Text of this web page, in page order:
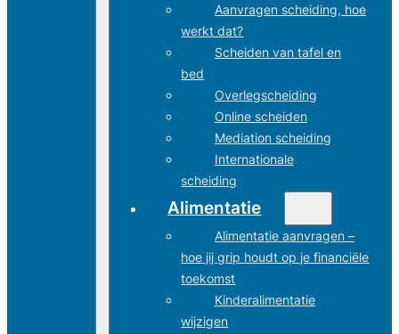
Aanvragen scheiding, hoe
werkt dat?
Scheiden van tafel en
bed
Overlegscheiding
Online scheiden
Mediation scheiding
Internationale
scheiding
Alimentatie
Alimentatie aanvragen –
hoe jij grip houdt op je financiële
toekomst
Kinderalimentatie
wijzigen